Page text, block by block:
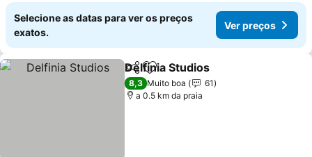
Selecione as datas para ver os preços
exatos.
Ver preços
PartilharAdicionar aos favoritos
Delfinia Studios
8,3 Muito boa
61
a 0.5 km da praia